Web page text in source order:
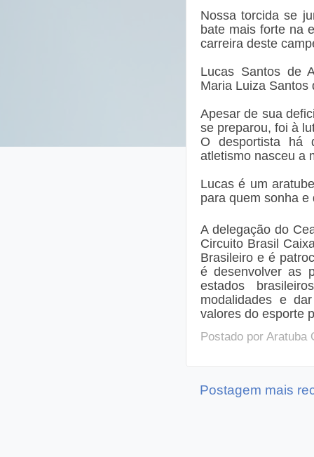
Nossa torcida se
bate mais forte na
carreira deste
Lucas Santos de
Maria Luiza Santos
Apesar de sua
se preparou, foi à
O desportista há
atletismo nasceu a
Lucas é um
para quem sonha
A delegação do
Circuito Brasil
Brasileiro e é
é desenvolver as
estados
modalidades e
valores do esporte
Postado por Aratuba
Postagem mais